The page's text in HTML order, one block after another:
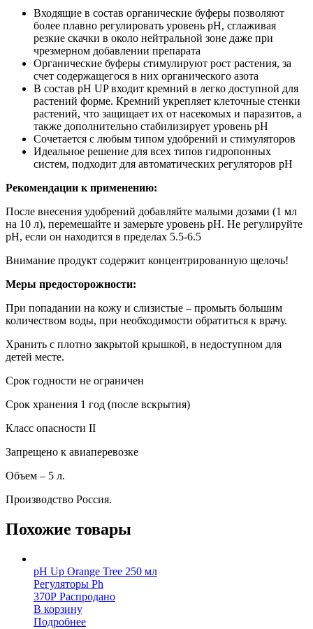
Входящие в состав органические буферы позволяют
более плавно регулировать уровень рН, сглаживая
резкие скачки в около нейтральной зоне даже при
чрезмерном добавлении препарата
Органические буферы стимулируют рост растения, за
счет содержащегося в них органического азота
В состав рН UP входит кремний в легко доступной для
растений форме. Кремний укрепляет клеточные стенки
растений, что защищает их от насекомых и паразитов, а
также дополнительно стабилизирует уровень рН
Сочетается с любым типом удобрений и стимуляторов
Идеальное решение для всех типов гидропонных
систем, подходит для автоматических регуляторов рН
Рекомендации к применению:
После внесения удобрений добавляйте малыми дозами (1 мл
на 10 л), перемешайте и замерьте уровень рН. Не регулируйте
рН, если он находится в пределах 5.5-6.5
Внимание продукт содержит концентрированную щелочь!
Меры предосторожности:
При попадании на кожу и слизистые – промыть большим
количеством воды, при необходимости обратиться к врачу.
Хранить с плотно закрытой крышкой, в недоступном для
детей месте.
Срок годности не ограничен
Срок хранения 1 год (после вскрытия)
Класс опасности II
Запрещено к авиаперевозке
Объем – 5 л.
Производство Россия.
Похожие товары
pH Up Orange Tree 250 мл
Регуляторы Ph
370Р Распродано
В корзину
Подробнее